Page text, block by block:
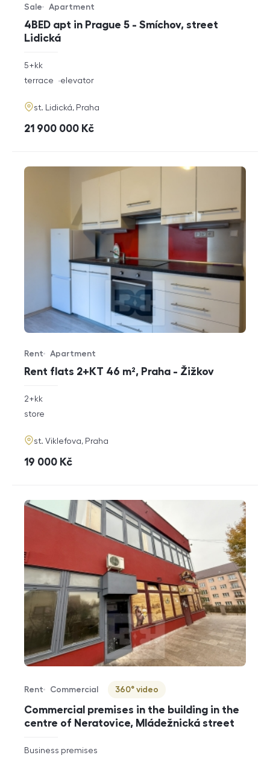
4BED apt in Prague 5 - Smíchov, street
Lidická
Offer type
Sale
Property type
Apartment
rozměry
disposition
5+kk
funkce
terrace elevator
adresa
st. Lidická, Praha
cena
21 900 000 Kč
Rent flats 2+KT 46 m², Praha - Žižkov
Offer type
Rent
Property type
Apartment
rozměry
disposition
2+kk
funkce
store
adresa
st. Viklefova, Praha
cena
19 000 Kč
Commercial premises in the building in the
centre of Neratovice, Mládežnická street
Offer type
Rent
Property type
Commercial
Virtuální prohlídka
360° video
rozměry
disposition
Business premises